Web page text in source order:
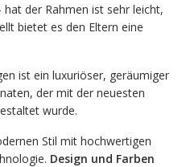
hat der Rahmen ist sehr leicht,
bietet es den Eltern eine
ist ein luxuriöser, geräumiger
der mit der neuesten
wurde.
Stil mit hochwertigen
Design und Farben